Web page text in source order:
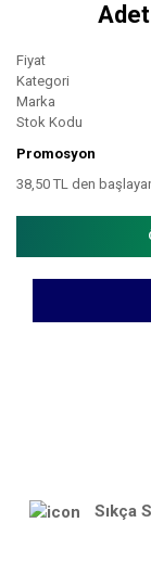
Adet
Fiyat
Kategori
Marka
Stok Kodu
Promosyon
38,50 TL den
Sıkça